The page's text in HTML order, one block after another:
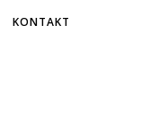
KONTAKT